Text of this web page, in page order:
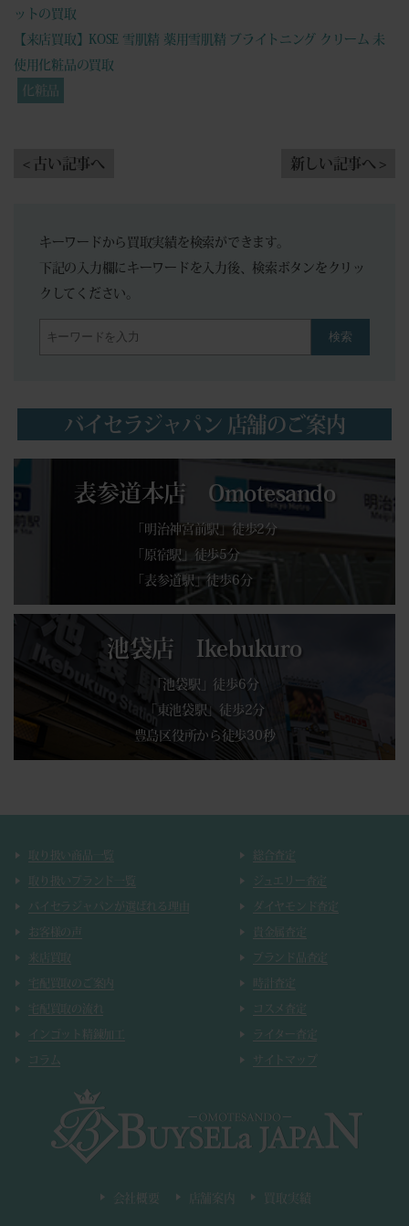
ットの買取
【来店買取】KOSE 雪肌精 薬用雪肌精 ブライトニング クリーム 未
使用化粧品の買取
化粧品
< 古い記事へ 新しい記事へ >
キーワードから買取実績を検索ができます。
下記の入力欄にキーワードを入力後、検索ボタンをクリッ
クしてください。
検索
バイセラジャパン 店舗のご案内
表参道本店 Omotesando
「明治神宮前駅」徒歩2分
「原宿駅」徒歩5分
「表参道駅」徒歩6分
池袋店 Ikebukuro
「池袋駅」徒歩6分
「東池袋駅」徒歩2分
豊島区役所から徒歩30秒
取り扱い商品一覧
取り扱いブランド一覧
バイセラジャパンが選ばれる理由
お客様の声
来店買取
宅配買取のご案内
宅配買取の流れ
インゴット精錬加工
コラム
総合査定
ジュエリー査定
ダイヤモンド査定
貴金属査定
ブランド品査定
時計査定
コスメ査定
ライター査定
サイトマップ
会社概要 店舗案内 買取実績